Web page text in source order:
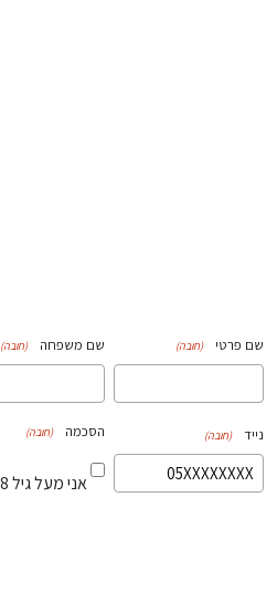
שם פרטי (חובה) שם משפחה (חובה)
נייד (חובה) הסכמה (חובה)
אני מעל גיל 18